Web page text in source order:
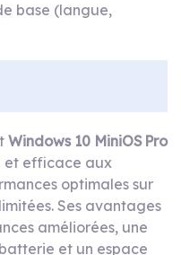
base (langue,
Windows 10 MiniOS Pro
et efficace aux
optimales sur
Ses avantages
améliorées, une
et un espace